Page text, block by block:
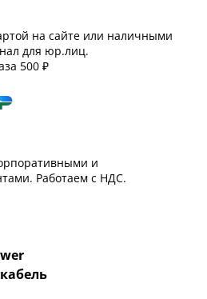
на сайте или наличными
для юр.лиц.
500 ₽
и
Работаем с НДС.